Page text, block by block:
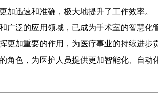
迅速和准确，极大地提升了工作效率。
泛的应用领域，已成为手术室的智慧化
更加重要的作用，为医疗事业的持续进步
角色，为医护人员提供更加智能化、自动